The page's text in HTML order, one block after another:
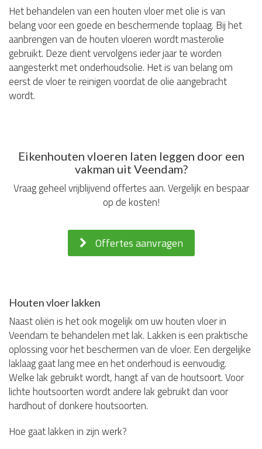
Het behandelen van een houten vloer met olie is van
belang voor een goede en beschermende toplaag. Bij het
aanbrengen van de houten vloeren wordt masterolie
gebruikt. Deze dient vervolgens ieder jaar te worden
aangesterkt met onderhoudsolie. Het is van belang om
eerst de vloer te reinigen voordat de olie aangebracht
wordt.
Eikenhouten vloeren laten leggen door een
vakman uit Veendam?
Vraag geheel vrijblijvend offertes aan. Vergelijk en bespaar
op de kosten!
Offertes aanvragen
Houten vloer lakken
Naast oliën is het ook mogelijk om uw houten vloer in
Veendam te behandelen met lak. Lakken is een praktische
oplossing voor het beschermen van de vloer. Een dergelijke
laklaag gaat lang mee en het onderhoud is eenvoudig.
Welke lak gebruikt wordt, hangt af van de houtsoort. Voor
lichte houtsoorten wordt andere lak gebruikt dan voor
hardhout of donkere houtsoorten.
Hoe gaat lakken in zijn werk?